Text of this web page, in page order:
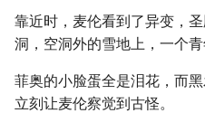
靠近时，麦伦看到了异变，
洞，空洞外的雪地上，一个
菲奥的小脸蛋全是泪花，而
立刻让麦伦察觉到古怪。